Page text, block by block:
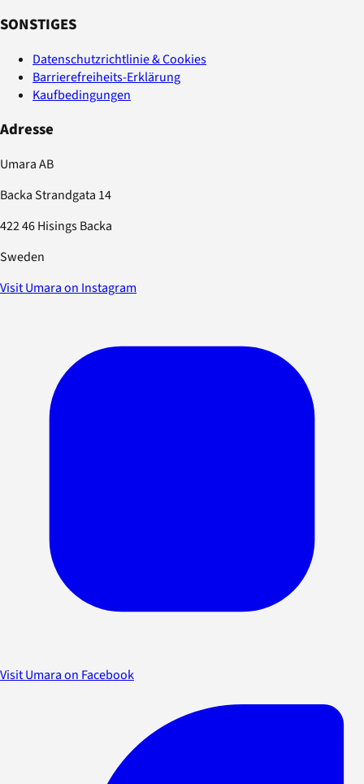
SONSTIGES
Datenschutzrichtlinie & Cookies
Barrierefreiheits-Erklärung
Kaufbedingungen
Adresse
Umara AB
Backa Strandgata 14
422 46 Hisings Backa
Sweden
Visit Umara on Instagram
Visit Umara on Facebook